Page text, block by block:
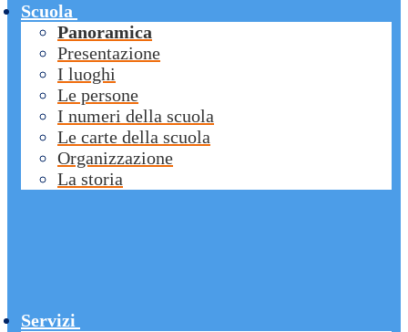
Scuola
Panoramica
Presentazione
I luoghi
Le persone
I numeri della scuola
Le carte della scuola
Organizzazione
La storia
Servizi